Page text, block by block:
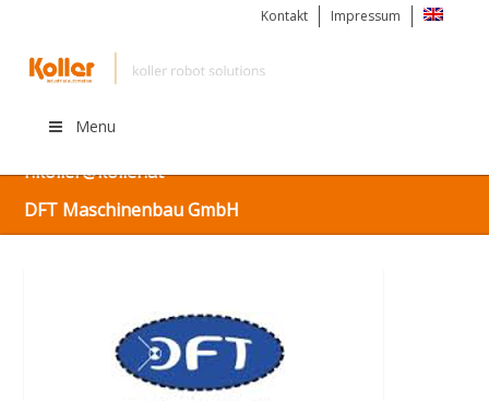
Impressum
Kontakt
Menu
r.koller@koller.at
DFT Maschinenbau GmbH